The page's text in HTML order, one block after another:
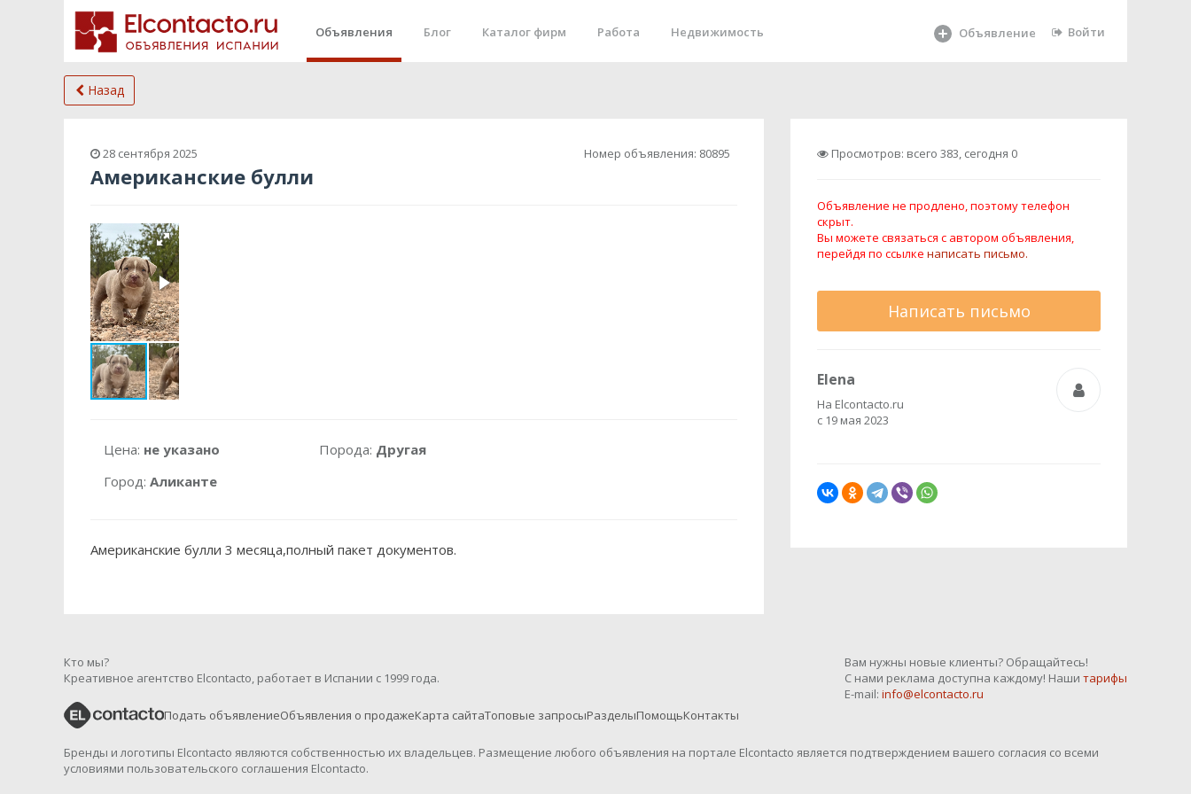
Объявления Блог Каталог фирм Работа Недвижимость Объявление Войти
Назад
28 сентября 2025 Номер объявления: 80895
Американские булли
Цена: не указано
Город: Аликанте
Порода: Другая
Американские булли 3 месяца,полный пакет документов.
Просмотров: всего 383, сегодня 0
Объявление не продлено, поэтому телефон
скрыт.
Вы можете связаться с автором объявления,
перейдя по ссылке написать письмо.
Написать письмо
Elena
На Elcontacto.ru
с 19 мая 2023
Кто мы?
Креативное агентство Elcontacto, работает в Испании с 1999 года.
Вам нужны новые клиенты? Обращайтесь!
С нами реклама доступна каждому! Наши тарифы
E-mail: info@elcontacto.ru
Подать объявлениеОбъявления о продажеКарта сайтаТоповые запросыРазделыПомощьКонтакты
Бренды и логотипы Elcontacto являются собственностью их владельцев. Размещение любого объявления на портале Elcontacto является подтверждением вашего согласия со всеми
условиями пользовательского соглашения Elcontacto.